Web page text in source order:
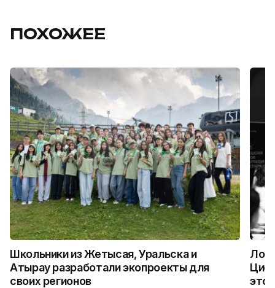
ПОХОЖЕЕ
Школьники из Жетысая, Уральска и
Атырау разработали экопроекты для
своих регионов
это